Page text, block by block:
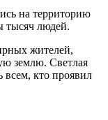
на территорию
тысяч людей.
жителей,
землю. Светлая
всем, кто проявил